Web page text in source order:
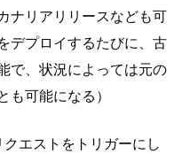
ナリアリリースなども可
デプロイするたびに、古
で、状況によっては元の
可能になる）
エストをトリガーにし